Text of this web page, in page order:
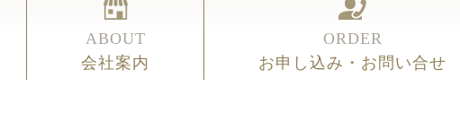
ABOUT
会社案内
ORDER
お申し込み・お問い合せ